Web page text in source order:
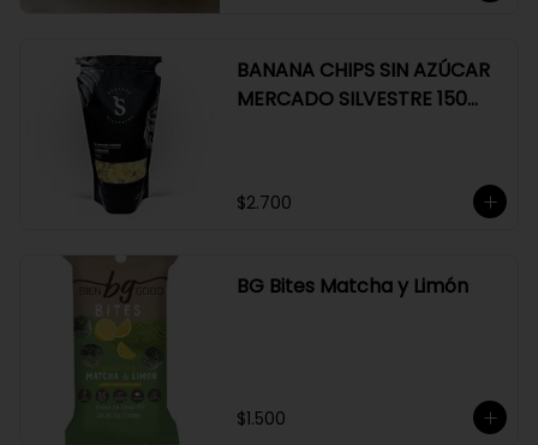
BANANA CHIPS SIN AZÚCAR
MERCADO SILVESTRE 150
$2.700
BG Bites Matcha y Limón
$1.500